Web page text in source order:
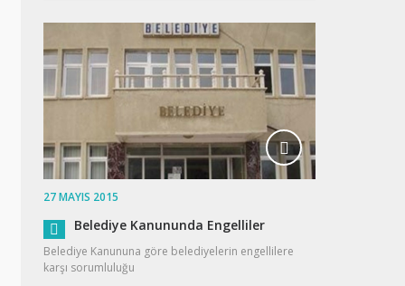
27 MAYIS 2015
Belediye Kanununda Engelliler
Belediye Kanununa göre belediyelerin engellilere
karşı sorumluluğu